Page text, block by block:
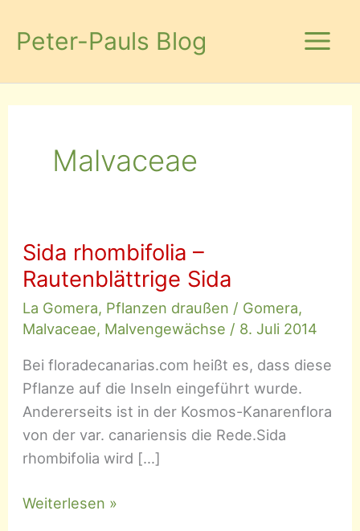
InhaltPeter-Pauls Blog
Malvaceae
Sida rhombifolia –
Rautenblättrige Sida
La Gomera, Pflanzen draußen / Gomera,
Malvaceae, Malvengewächse / 8. Juli 2014
Bei floradecanarias.com heißt es, dass diese
Pflanze auf die Inseln eingeführt wurde.
Andererseits ist in der Kosmos-Kanarenflora
von der var. canariensis die Rede.Sida
rhombifolia wird […]
Sida
Weiterlesen »